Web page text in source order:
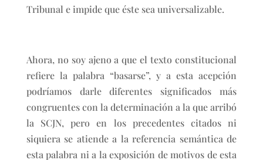
Tribunal e impide que éste sea universalizable.
Ahora, no soy ajeno a que el texto constitucional
refiere la palabra “basarse”, y a esta acepción
podríamos darle diferentes significados más
congruentes con la determinación a la que arribó
la SCJN, pero en los precedentes citados ni
siquiera se atiende a la referencia semántica de
esta palabra ni a la exposición de motivos de esta